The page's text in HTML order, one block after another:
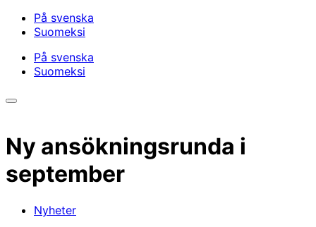
På svenska
Suomeksi
På svenska
Suomeksi
Öppna/stäng
Ny ansökningsrunda i
september
Nyheter